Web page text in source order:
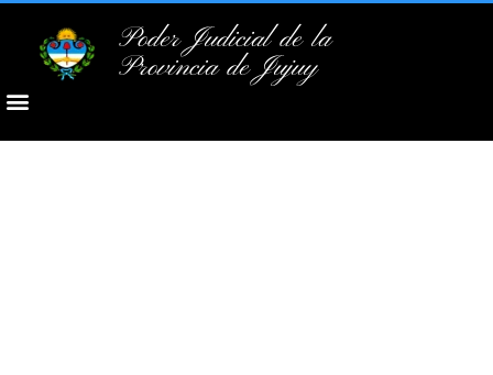
Poder Judicial de la
Provincia de Jujuy